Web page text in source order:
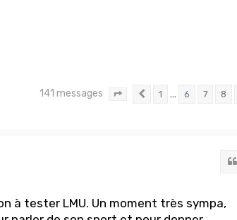
avancée141 messages Page 10sur 10
Précédent
1 … 6 7 8
à tester LMU. Un moment très sympa,